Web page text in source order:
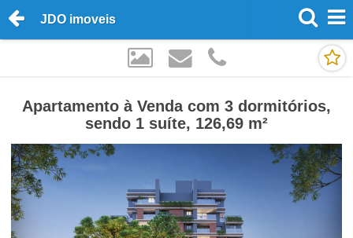
JDO imoveis
Apartamento à Venda com 3 dormitórios,
sendo 1 suíte, 126,69 m²